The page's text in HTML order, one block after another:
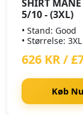
SHIRT
5/10 - (3XL)
• Stand: Good
• Størrelse: 3XL
626 KR /
Køb Nu